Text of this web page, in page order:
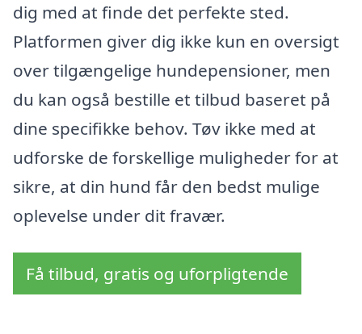
dig med at finde det perfekte sted.
Platformen giver dig ikke kun en oversigt
over tilgængelige hundepensioner, men
du kan også bestille et tilbud baseret på
dine specifikke behov. Tøv ikke med at
udforske de forskellige muligheder for at
sikre, at din hund får den bedst mulige
oplevelse under dit fravær.
Få tilbud, gratis og uforpligtende